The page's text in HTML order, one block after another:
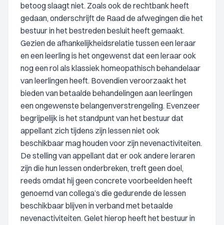
betoog slaagt niet. Zoals ook de rechtbank heeft
gedaan, onderschrijft de Raad de afwegingen die het
bestuur in het bestreden besluit heeft gemaakt.
Gezien de afhankelijkheidsrelatie tussen een leraar
en een leerling is het ongewenst dat een leraar ook
nog een rol als klassiek homeopathisch behandelaar
van leerlingen heeft. Bovendien veroorzaakt het
bieden van betaalde behandelingen aan leerlingen
een ongewenste belangenverstrengeling. Evenzeer
begrijpelijk is het standpunt van het bestuur dat
appellant zich tijdens zijn lessen niet ook
beschikbaar mag houden voor zijn nevenactiviteiten.
De stelling van appellant dat er ook andere leraren
zijn die hun lessen onderbreken, treft geen doel,
reeds omdat hij geen concrete voorbeelden heeft
genoemd van collega’s die gedurende de lessen
beschikbaar blijven in verband met betaalde
nevenactiviteiten. Gelet hierop heeft het bestuur in